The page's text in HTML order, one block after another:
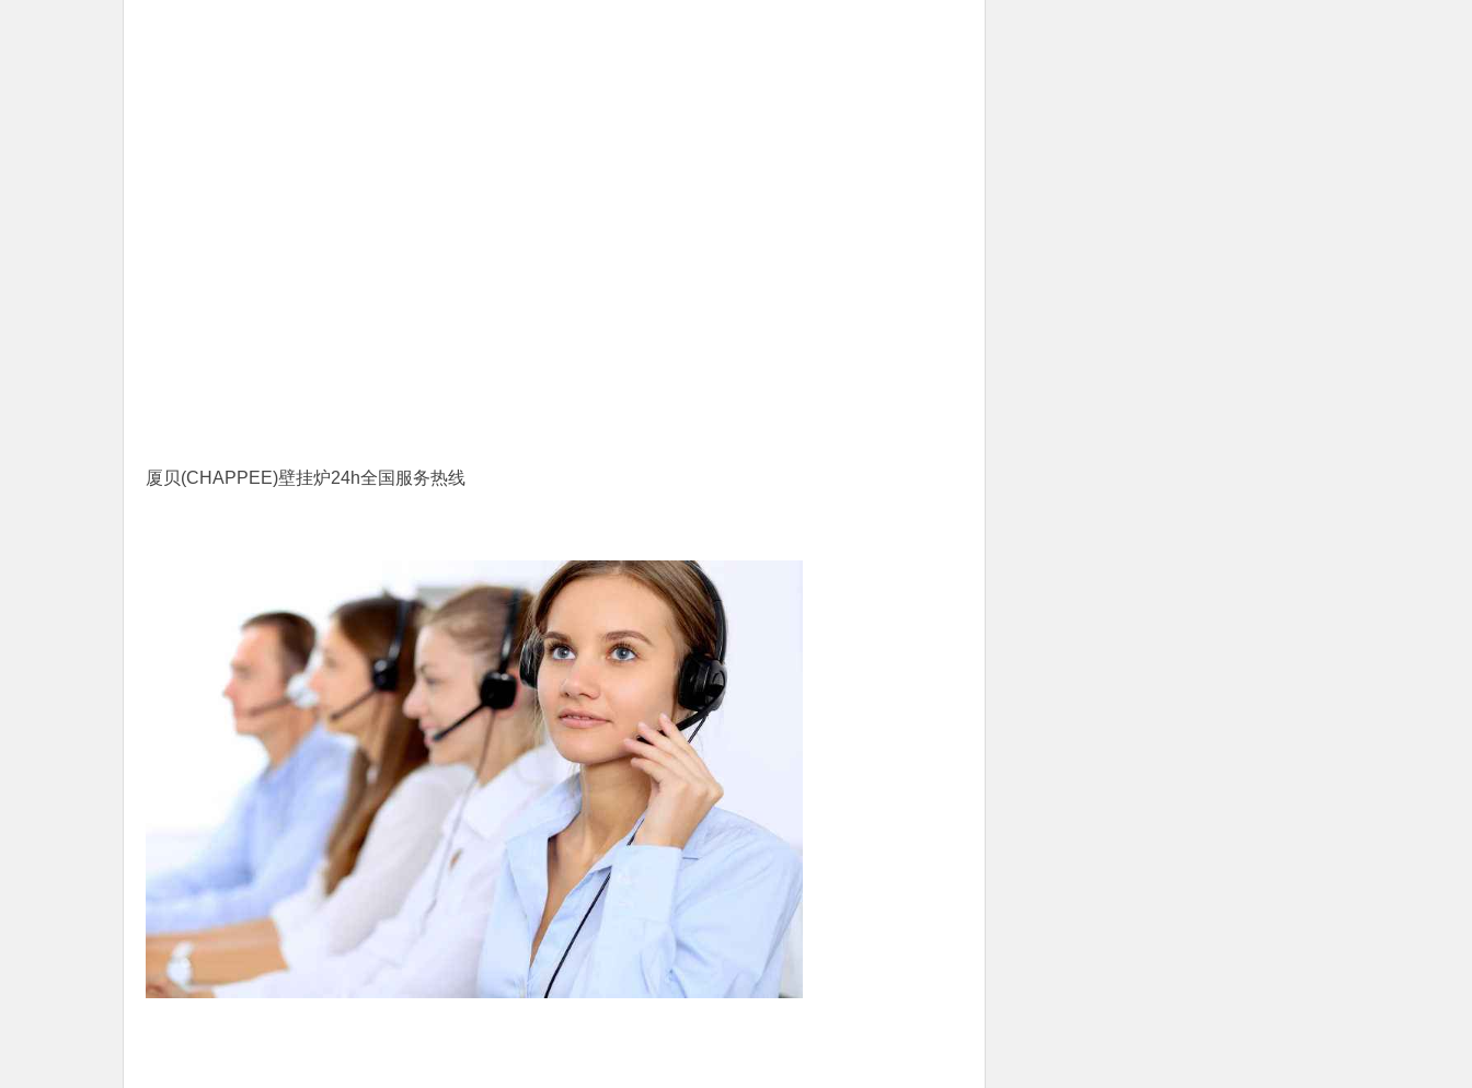
厦贝(CHAPPEE)壁挂炉24h全国服务热线